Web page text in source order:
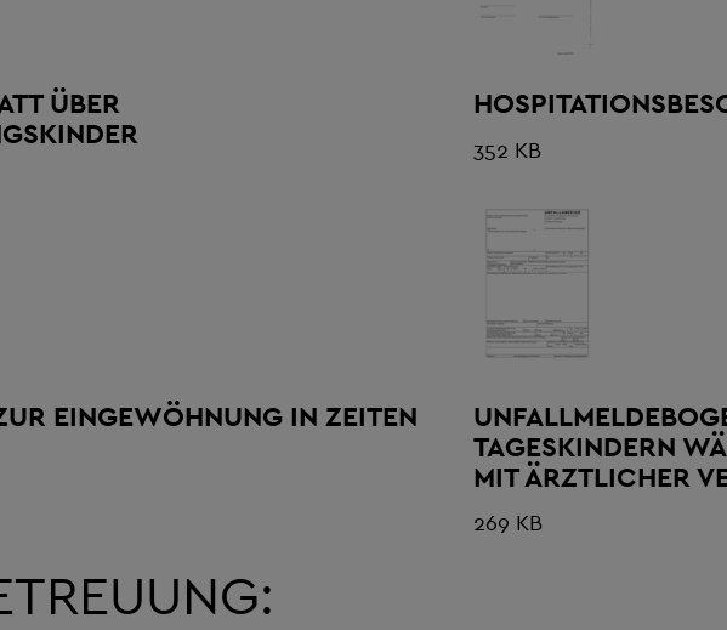
ÜBER
352 KB
EINGEWÖHNUNG IN ZEITEN
TAGESKINDERN
MIT ÄRZTLICHER
269 KB